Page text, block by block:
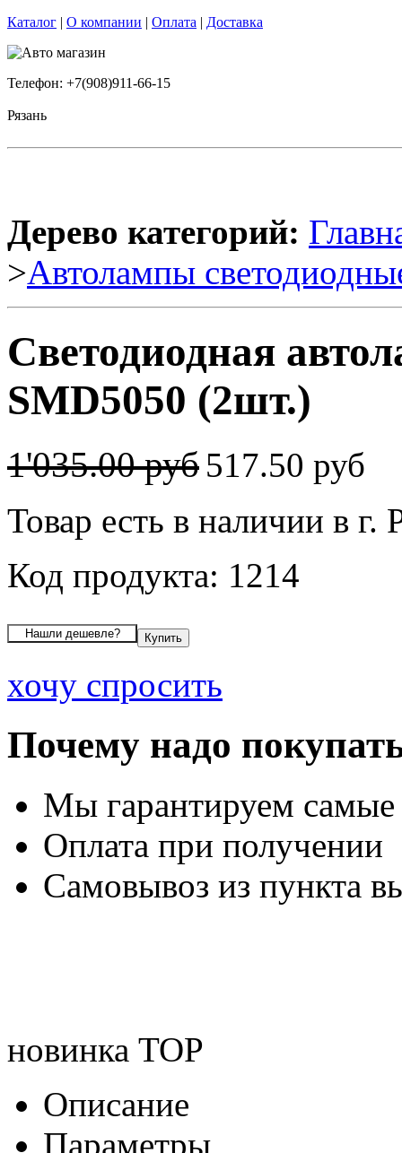
Каталог | О компании | Оплата | Доставка
Телефон: +7(908)911-66-15
Рязань
Дерево категорий:
>Автолампы
Светодиодная
SMD5050 (2шт.)
1'035.00 руб 517.50 руб
Товар есть в наличии в г.
Код продукта: 1214
хочу спросить
Почему надо
Мы гарантируем
Оплата при получении
Самовывоз из пункта
новинка TOP
Описание
Параметры